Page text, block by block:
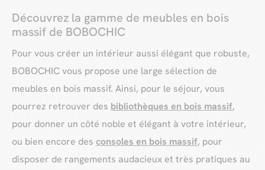
Découvrez la gamme de meubles en bois
massif de BOBOCHIC
Pour vous créer un intérieur aussi élégant que robuste,
BOBOCHIC vous propose une large sélection de
meubles en bois massif. Ainsi, pour le séjour, vous
pourrez retrouver des bibliothèques en bois massif,
pour donner un côté noble et élégant à votre intérieur,
ou bien encore des consoles en bois massif, pour
disposer de rangements audacieux et très pratiques au